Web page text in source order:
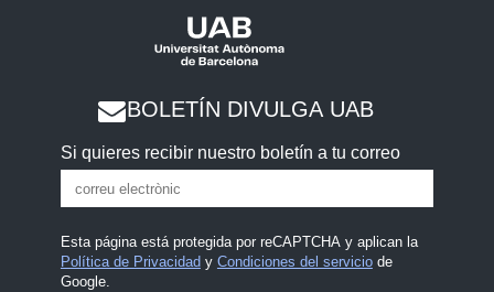
BOLETÍN DIVULGA UAB
Si quieres recibir nuestro boletín a tu correo
Esta página está protegida por reCAPTCHA y aplican la
Política de Privacidad y Condiciones del serviciode
Google.